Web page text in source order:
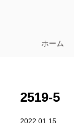
ホーム
2519-5
2022.01.15